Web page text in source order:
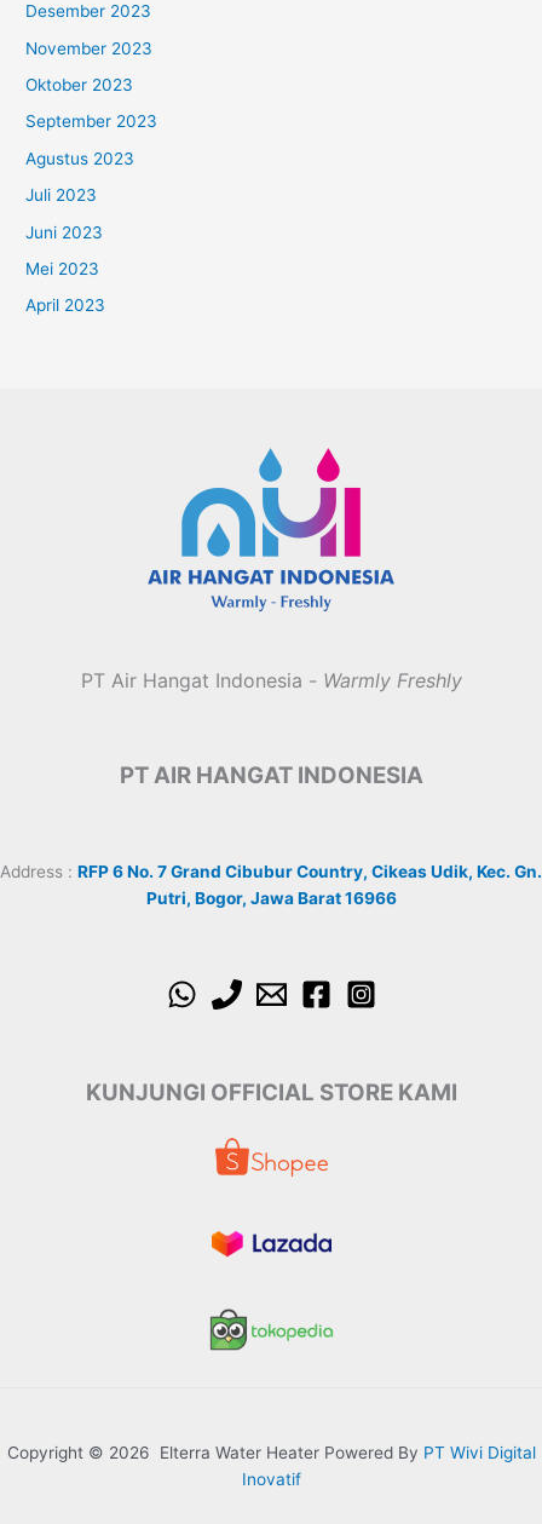
Desember 2023
November 2023
Oktober 2023
September 2023
Agustus 2023
Juli 2023
Juni 2023
Mei 2023
April 2023
PT Air Hangat Indonesia - Warmly Freshly
PT AIR HANGAT INDONESIA
Address : RFP 6 No. 7 Grand Cibubur Country, Cikeas Udik, Kec. Gn.
Putri, Bogor, Jawa Barat 16966
KUNJUNGI OFFICIAL STORE KAMI
Copyright © 2026 Elterra Water Heater Powered By PT Wivi Digital
Inovatif